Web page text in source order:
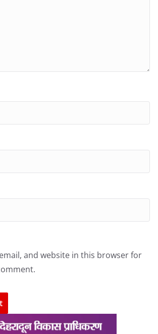
and website in this browser for